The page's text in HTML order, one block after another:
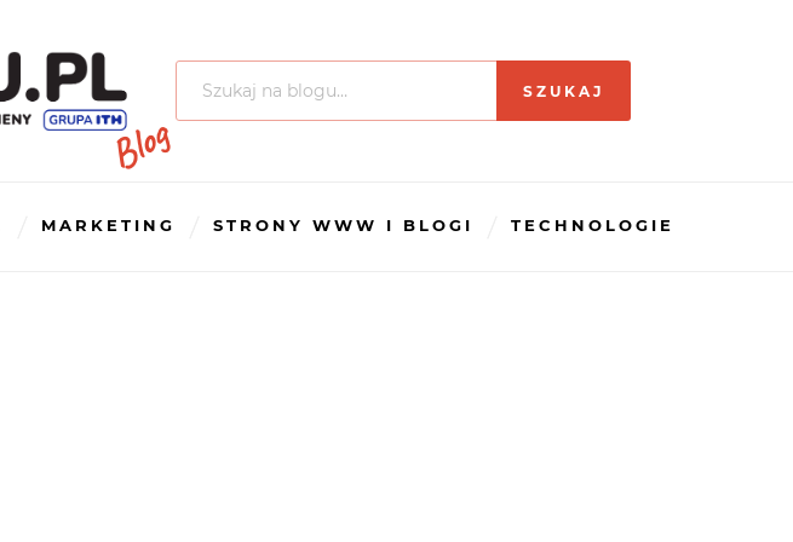
MARKETING STRONY WWW I BLOGI TECHNOLOGIE